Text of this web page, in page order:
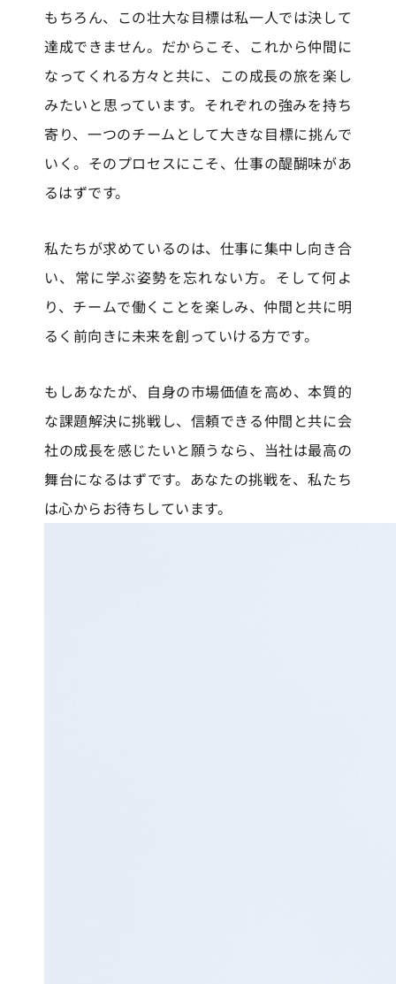
もちろん、この壮大な目標は私一人では決して
達成できません。だからこそ、これから仲間に
なってくれる方々と共に、この成長の旅を楽し
みたいと思っています。それぞれの強みを持ち
寄り、一つのチームとして大きな目標に挑んで
いく。そのプロセスにこそ、仕事の醍醐味があ
るはずです。
私たちが求めているのは、仕事に集中し向き合
い、常に学ぶ姿勢を忘れない方。そして何よ
り、チームで働くことを楽しみ、仲間と共に明
るく前向きに未来を創っていける方です。
もしあなたが、自身の市場価値を高め、本質的
な課題解決に挑戦し、信頼できる仲間と共に会
社の成長を感じたいと願うなら、当社は最高の
舞台になるはずです。あなたの挑戦を、私たち
は心からお待ちしています。